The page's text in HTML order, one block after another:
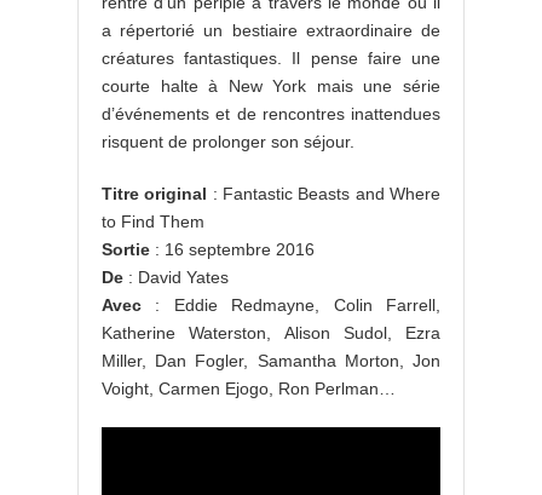
a répertorié un bestiaire extraordinaire de
créatures fantastiques. Il pense faire une
courte halte à New York mais une série
d’événements et de rencontres inattendues
risquent de prolonger son séjour.
Titre original : Fantastic Beasts and Where
to Find Them
Sortie : 16 septembre 2016
De : David Yates
Avec : Eddie Redmayne, Colin Farrell,
Katherine Waterston, Alison Sudol, Ezra
Miller, Dan Fogler, Samantha Morton, Jon
Voight, Carmen Ejogo, Ron Perlman…